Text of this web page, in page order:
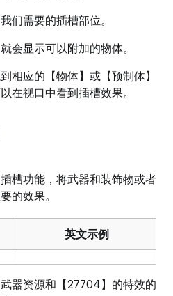
们需要的插槽部位。
会显示可以附加的物体。
相应的【物体】或【预制体】
在视口中看到插槽效果。
槽功能，将武器和装饰物或者
的效果。
英文示例
器资源和【27704】的特效的